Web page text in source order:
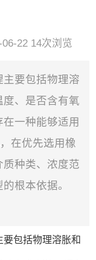
22 14次浏览
要包括物理溶
、是否含有氧
一种能够适用
在优先选用橡
种类、浓度范
根本依据。
包括物理溶胀和